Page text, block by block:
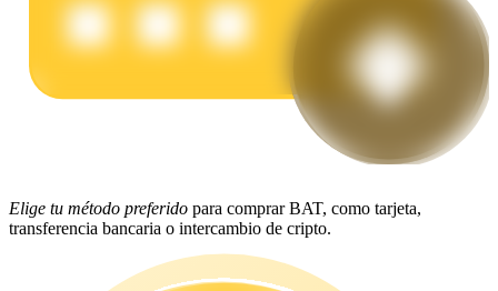
Power Piggy
Gana recompensas competitivas diariamente
Elige tu método preferido para comprar BAT, como tarjeta,
transferencia bancaria o intercambio de cripto.